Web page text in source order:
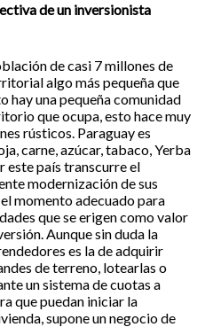
de un inversionista
de casi 7 millones de
algo más pequeña que
hay una pequeña comunidad
que ocupa, esto hace muy
rústicos. Paraguay es
carne, azúcar, tabaco, Yerba
país transcurre el
modernización de sus
momento adecuado para
que se erigen como valor
Aunque sin duda la
es la de adquirir
de terreno, lotearlas o
un sistema de cuotas a
que puedan iniciar la
supone un negocio de